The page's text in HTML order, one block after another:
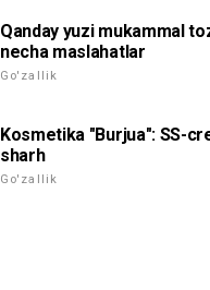
Qanday yuzi mukammal
necha maslahatlar
Go'zallik
Kosmetika "Burjua": SS-
sharh
Go'zallik